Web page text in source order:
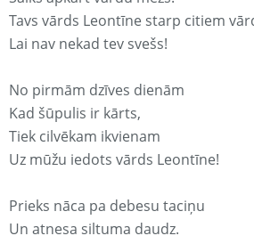
Tavs vārds Leontīne starp citiem
Lai nav nekad tev svešs!
No pirmām dzīves dienām
Kad šūpulis ir kārts,
Tiek cilvēkam ikvienam
Uz mūžu iedots vārds Leontīne!
Prieks nāca pa debesu taciņu
Un atnesa siltuma daudz.